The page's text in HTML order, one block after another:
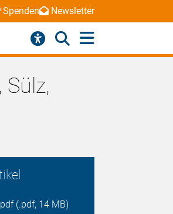
Spenden Newsletter
(.pdf, 14 MB)